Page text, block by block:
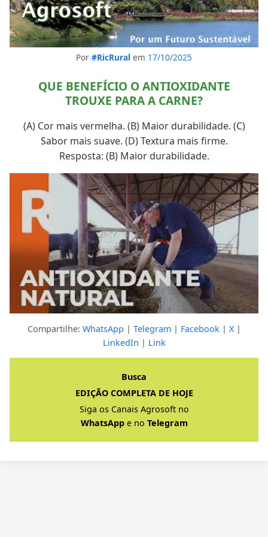
Por #RicRural em 17/10/2025
QUE BENEFÍCIO O ANTIOXIDANTE
TROUXE PARA A CARNE?
(A) Cor mais vermelha. (B) Maior durabilidade. (C)
Sabor mais suave. (D) Textura mais firme.
Resposta: (B) Maior durabilidade.
Clique para ver a resposta completa
Compartilhe: WhatsApp | Telegram| Facebook | X|
LinkedIn | Link
Busca
EDIÇÃO COMPLETA DE HOJE
Siga os Canais Agrosoft no
WhatsAppe no Telegram